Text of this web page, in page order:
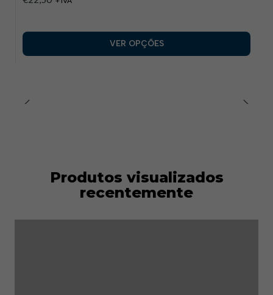
VER OPÇÕES
Produtos visualizados
recentemente